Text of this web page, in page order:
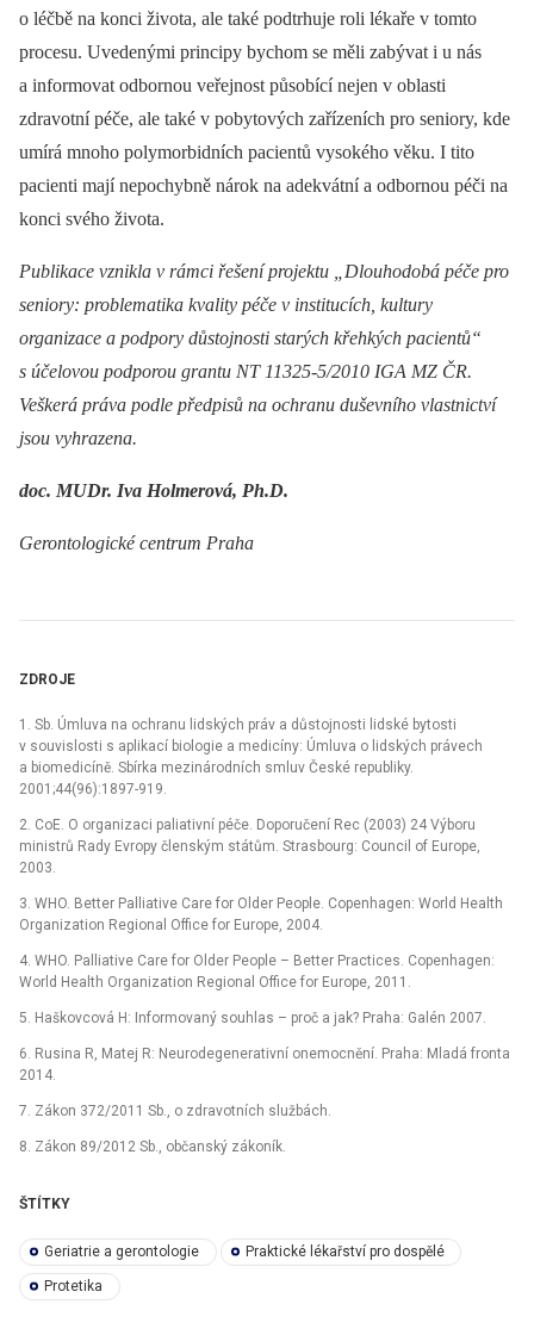
o léčbě na konci života, ale také podtrhuje roli lékaře v tomto
procesu. Uvedenými principy bychom se měli zabývat i u nás
a informovat odbornou veřejnost působící nejen v oblasti
zdravotní péče, ale také v pobytových zařízeních pro seniory, kde
umírá mnoho polymorbidních pacientů vysokého věku. I tito
pacienti mají nepochybně nárok na adekvátní a odbornou péči na
konci svého života.
Publikace vznikla v rámci řešení projektu „Dlouhodobá péče pro
seniory: problematika kvality péče v institucích, kultury
organizace a podpory důstojnosti starých křehkých pacientů“
s účelovou podporou grantu NT 11325-5/2010 IGA MZ ČR.
Veškerá práva podle předpisů na ochranu duševního vlastnictví
jsou vyhrazena.
doc. MUDr. Iva Holmerová, Ph.D.
Gerontologické centrum Praha
ZDROJE
1. Sb. Úmluva na ochranu lidských práv a důstojnosti lidské bytosti
v souvislosti s aplikací biologie a medicíny: Úmluva o lidských právech
a biomedicíně. Sbírka mezinárodních smluv České republiky.
2001;44(96):1897-919.
2. CoE. O organizaci paliativní péče. Doporučení Rec (2003) 24 Výboru
ministrů Rady Evropy členským státům. Strasbourg: Council of Europe,
2003.
3. WHO. Better Palliative Care for Older People. Copenhagen: World Health
Organization Regional Office for Europe, 2004.
4. WHO. Palliative Care for Older People –⁠ Better Practices. Copenhagen:
World Health Organization Regional Office for Europe, 2011.
5. Haškovcová H: Informovaný souhlas –⁠ proč a jak? Praha: Galén 2007.
6. Rusina R, Matej R: Neurodegenerativní onemocnění. Praha: Mladá fronta
2014.
7. Zákon 372/2011 Sb., o zdravotních službách.
8. Zákon 89/2012 Sb., občanský zákoník.
ŠTÍTKY
Geriatrie a gerontologie Praktické lékařství pro dospělé
Protetika